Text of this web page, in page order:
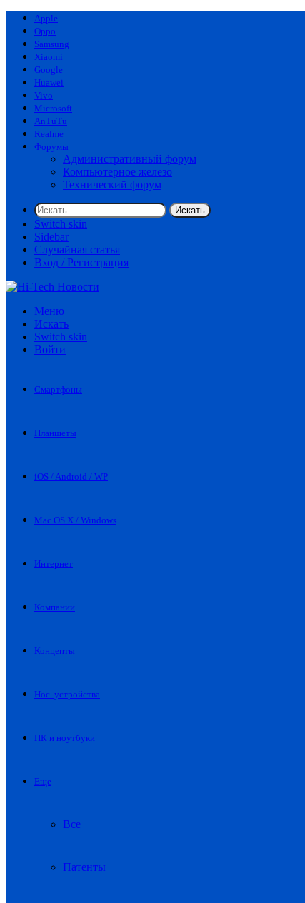
Apple
Oppo
Samsung
Xiaomi
Google
Huawei
Vivo
Microsoft
AnTuTu
Realme
Форумы
Административный форум
Компьютерное железо
Технический форум
Искать
Switch skin
Sidebar
Случайная статья
Вход / Регистрация
Меню
Искать
Switch skin
Войти
Смартфоны
Планшеты
iOS / Android / WP
Mac OS X / Windows
Интернет
Компании
Концепты
Нос. устройства
ПК и ноутбуки
Еще
Все
Патенты